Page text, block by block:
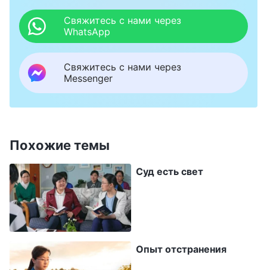
основном соглашались с решениями и
предложениями, которые приходили мне в
усердно я работаю, поэтому, когда лидер
ознакомится с нашей работой и увидит мои
результаты, я могу получить повышение. Но
похоже, повышать меня не собирался. Я
заметила, что к церкви присоединяется все
больше и больше людей, поэтому
требовалось больше людей на разные
должности, но, похоже, никто и не думал
повышать меня. Я начала немного
расстраиваться. Мне казалось, что я кое-что
Свяжитесь с нами через
WhatsApp
Свяжитесь с нами через
Messenger
Похожие темы
Суд есть свет
Опыт отстранения